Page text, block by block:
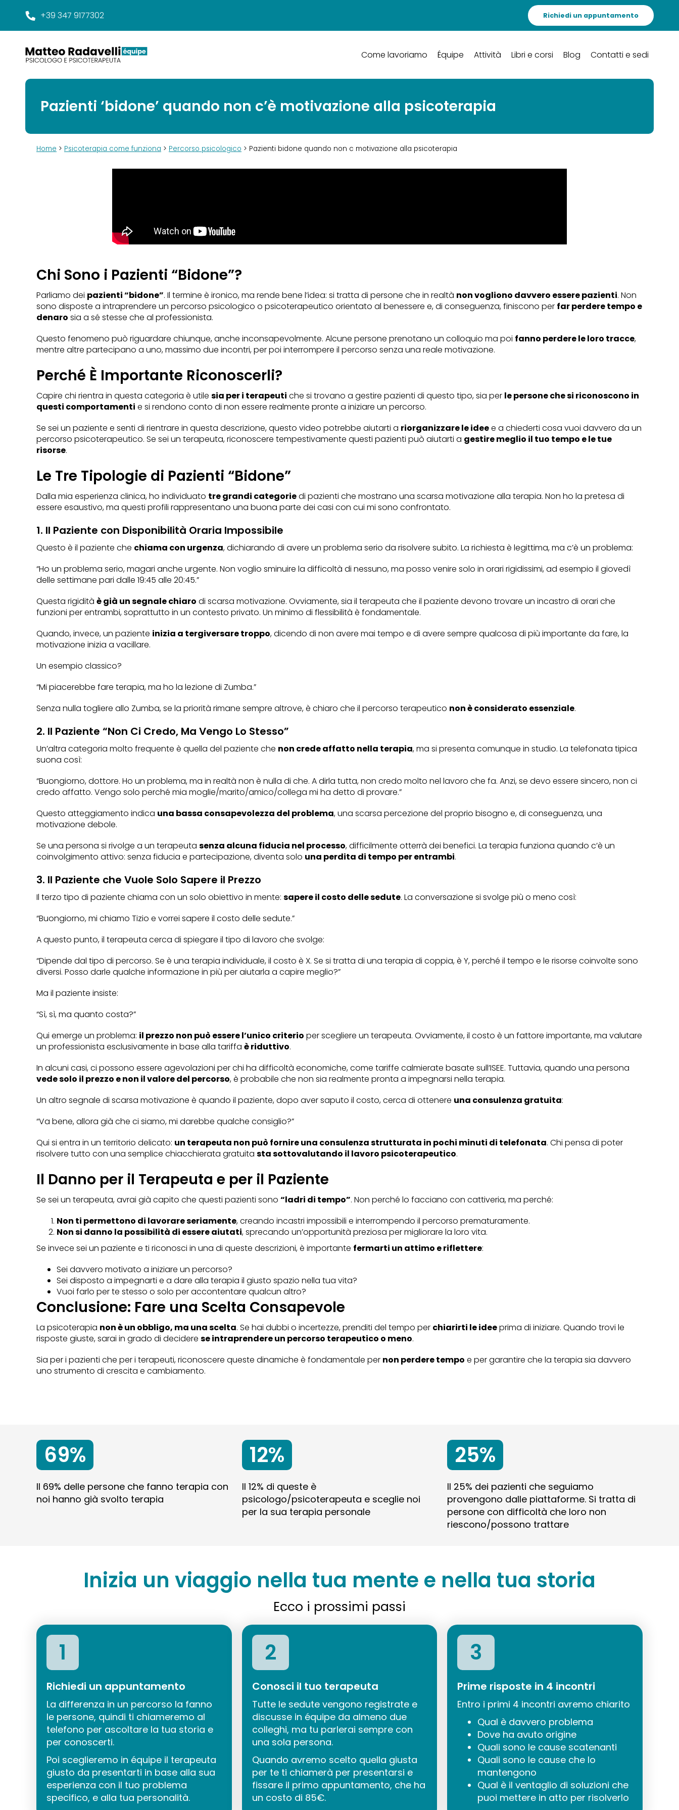
+39 347 9177302 Richiedi un appuntamento
Come lavoriamo Équipe Attività Libri e corsi Blog Contatti e sedi
Pazienti ‘bidone’ quando non c’è motivazione alla psicoterapia
Home > Psicoterapia come funziona > Percorso psicologico > Pazienti bidone quando non c motivazione alla psicoterapia
Chi Sono i Pazienti “Bidone”?
Parliamo dei pazienti “bidone”. Il termine è ironico, ma rende bene l’idea: si tratta di persone che in realtà non vogliono davvero essere pazienti. Non
sono disposte a intraprendere un percorso psicologico o psicoterapeutico orientato al benessere e, di conseguenza, finiscono per far perdere tempo e
denaro sia a sé stesse che al professionista.
Questo fenomeno può riguardare chiunque, anche inconsapevolmente. Alcune persone prenotano un colloquio ma poi fanno perdere le loro tracce,
mentre altre partecipano a uno, massimo due incontri, per poi interrompere il percorso senza una reale motivazione.
Perché È Importante Riconoscerli?
Capire chi rientra in questa categoria è utile sia per i terapeuti che si trovano a gestire pazienti di questo tipo, sia per le persone che si riconoscono in
questi comportamenti e si rendono conto di non essere realmente pronte a iniziare un percorso.
Se sei un paziente e senti di rientrare in questa descrizione, questo video potrebbe aiutarti a riorganizzare le ideee a chiederti cosa vuoi davvero da un
percorso psicoterapeutico. Se sei un terapeuta, riconoscere tempestivamente questi pazienti può aiutarti a gestire meglio il tuo tempo e le tue
risorse.
Le Tre Tipologie di Pazienti “Bidone”
Dalla mia esperienza clinica, ho individuato tre grandi categoriedi pazienti che mostrano una scarsa motivazione alla terapia. Non ho la pretesa di
essere esaustivo, ma questi profili rappresentano una buona parte dei casi con cui mi sono confrontato.
1. Il Paziente con Disponibilità Oraria Impossibile
Questo è il paziente che chiama con urgenza, dichiarando di avere un problema serio da risolvere subito. La richiesta è legittima, ma c’è un problema:
“Ho un problema serio, magari anche urgente. Non voglio sminuire la difficoltà di nessuno, ma posso venire solo in orari rigidissimi, ad esempio il giovedì
delle settimane pari dalle 19:45 alle 20:45.”
Questa rigidità è già un segnale chiaro di scarsa motivazione. Ovviamente, sia il terapeuta che il paziente devono trovare un incastro di orari che
funzioni per entrambi, soprattutto in un contesto privato. Un minimo di flessibilità è fondamentale.
Quando, invece, un paziente inizia a tergiversare troppo, dicendo di non avere mai tempo e di avere sempre qualcosa di più importante da fare, la
motivazione inizia a vacillare.
Un esempio classico?
“Mi piacerebbe fare terapia, ma ho la lezione di Zumba.”
Senza nulla togliere allo Zumba, se la priorità rimane sempre altrove, è chiaro che il percorso terapeutico non è considerato essenziale.
2. Il Paziente “Non Ci Credo, Ma Vengo Lo Stesso”
Un’altra categoria molto frequente è quella del paziente che non crede affatto nella terapia, ma si presenta comunque in studio. La telefonata tipica
suona così:
“Buongiorno, dottore. Ho un problema, ma in realtà non è nulla di che. A dirla tutta, non credo molto nel lavoro che fa. Anzi, se devo essere sincero, non ci
credo affatto. Vengo solo perché mia moglie/marito/amico/collega mi ha detto di provare.”
Questo atteggiamento indica una bassa consapevolezza del problema, una scarsa percezione del proprio bisogno e, di conseguenza, una
motivazione debole.
Se una persona si rivolge a un terapeuta senza alcuna fiducia nel processo, difficilmente otterrà dei benefici. La terapia funziona quando c’è un
coinvolgimento attivo: senza fiducia e partecipazione, diventa solo una perdita di tempo per entrambi.
3. Il Paziente che Vuole Solo Sapere il Prezzo
Il terzo tipo di paziente chiama con un solo obiettivo in mente: sapere il costo delle sedute. La conversazione si svolge più o meno così:
“Buongiorno, mi chiamo Tizio e vorrei sapere il costo delle sedute.”
A questo punto, il terapeuta cerca di spiegare il tipo di lavoro che svolge:
“Dipende dal tipo di percorso. Se è una terapia individuale, il costo è X. Se si tratta di una terapia di coppia, è Y, perché il tempo e le risorse coinvolte sono
diversi. Posso darle qualche informazione in più per aiutarla a capire meglio?”
Ma il paziente insiste:
“Sì, sì, ma quanto costa?”
Qui emerge un problema: il prezzo non può essere l’unico criterio per scegliere un terapeuta. Ovviamente, il costo è un fattore importante, ma valutare
un professionista esclusivamente in base alla tariffa è riduttivo.
In alcuni casi, ci possono essere agevolazioni per chi ha difficoltà economiche, come tariffe calmierate basate sull’ISEE. Tuttavia, quando una persona
vede solo il prezzo e non il valore del percorso, è probabile che non sia realmente pronta a impegnarsi nella terapia.
Un altro segnale di scarsa motivazione è quando il paziente, dopo aver saputo il costo, cerca di ottenere una consulenza gratuita:
“Va bene, allora già che ci siamo, mi darebbe qualche consiglio?”
Qui si entra in un territorio delicato: un terapeuta non può fornire una consulenza strutturata in pochi minuti di telefonata. Chi pensa di poter
risolvere tutto con una semplice chiacchierata gratuita sta sottovalutando il lavoro psicoterapeutico.
Il Danno per il Terapeuta e per il Paziente
Se sei un terapeuta, avrai già capito che questi pazienti sono “ladri di tempo”. Non perché lo facciano con cattiveria, ma perché:
Non ti permettono di lavorare seriamente, creando incastri impossibili e interrompendo il percorso prematuramente.
Non si danno la possibilità di essere aiutati, sprecando un’opportunità preziosa per migliorare la loro vita.
Se invece sei un paziente e ti riconosci in una di queste descrizioni, è importante fermarti un attimo e riflettere:
Sei davvero motivato a iniziare un percorso?
Sei disposto a impegnarti e a dare alla terapia il giusto spazio nella tua vita?
Vuoi farlo per te stesso o solo per accontentare qualcun altro?
Conclusione: Fare una Scelta Consapevole
La psicoterapia non è un obbligo, ma una scelta. Se hai dubbi o incertezze, prenditi del tempo per chiarirti le ideeprima di iniziare. Quando trovi le
risposte giuste, sarai in grado di decidere se intraprendere un percorso terapeutico o meno.
Sia per i pazienti che per i terapeuti, riconoscere queste dinamiche è fondamentale per non perdere tempo e per garantire che la terapia sia davvero
uno strumento di crescita e cambiamento.
69%
Il 69% delle persone che fanno terapia con
noi hanno già svolto terapia
12%
Il 12% di queste è
psicologo/psicoterapeuta e sceglie noi
per la sua terapia personale
25%
Il 25% dei pazienti che seguiamo
provengono dalle piattaforme. Si tratta di
persone con difficoltà che loro non
riescono/possono trattare
Inizia un viaggio nella tua mente e nella tua storia
Ecco i prossimi passi
1
Richiedi un appuntamento
La differenza in un percorso la fanno
le persone, quindi ti chiameremo al
telefono per ascoltare la tua storia e
per conoscerti.
Poi sceglieremo in équipe il terapeuta
giusto da presentarti in base alla sua
esperienza con il tuo problema
specifico, e alla tua personalità.
2
Conosci il tuo terapeuta
Tutte le sedute vengono registrate e
discusse in équipe da almeno due
colleghi, ma tu parlerai sempre con
una sola persona.
Quando avremo scelto quella giusta
per te ti chiamerà per presentarsi e
fissare il primo appuntamento, che ha
un costo di 85€.
3
Prime risposte in 4 incontri
Entro i primi 4 incontri avremo chiarito
Qual è davvero problema
Dove ha avuto origine
Quali sono le cause scatenanti
Quali sono le cause che lo
mantengono
Qual è il ventaglio di soluzioni che
puoi mettere in atto per risolverlo